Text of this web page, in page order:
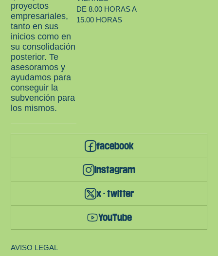
proyectos
empresariales,
tanto en sus
inicios como en
su consolidación
posterior. Te
asesoramos y
ayudamos para
conseguir la
subvención para
los mismos.
DE 8.00 HORAS A
15.00 HORAS
facebook
instagram
x - twitter
YouTube
AVISO LEGAL